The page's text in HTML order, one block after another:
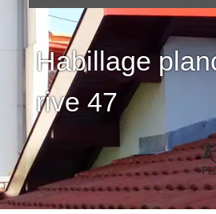
Habillage
rive 47